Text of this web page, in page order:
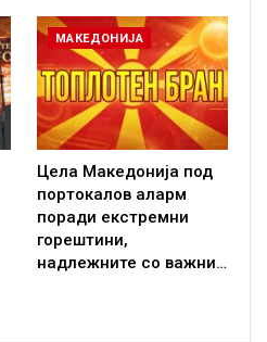
МАКЕДОНИЈА
Цела Македонија под
портокалов аларм
поради екстремни
горештини,
надлежните со важни…